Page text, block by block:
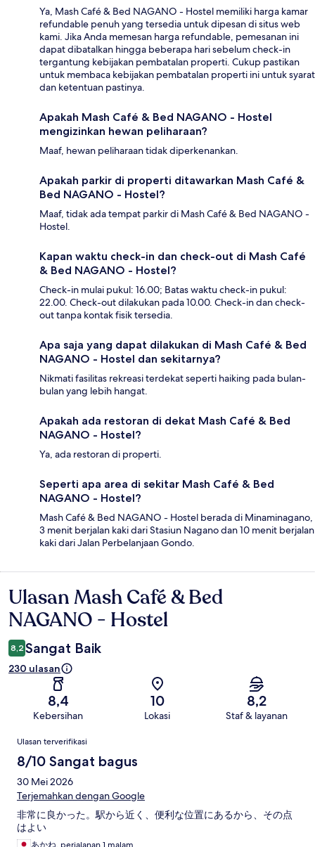
Ya, Mash Café & Bed NAGANO - Hostel memiliki harga kamar
refundable penuh yang tersedia untuk dipesan di situs web
kami. Jika Anda memesan harga refundable, pemesanan ini
dapat dibatalkan hingga beberapa hari sebelum check-in
tergantung kebijakan pembatalan properti. Cukup pastikan
untuk membaca kebijakan pembatalan properti ini untuk syarat
dan ketentuan pastinya.
Apakah Mash Café & Bed NAGANO - Hostel
mengizinkan hewan peliharaan?
Maaf, hewan peliharaan tidak diperkenankan.
Apakah parkir di properti ditawarkan Mash Café &
Bed NAGANO - Hostel?
Maaf, tidak ada tempat parkir di Mash Café & Bed NAGANO -
Hostel.
Kapan waktu check-in dan check-out di Mash Café
& Bed NAGANO - Hostel?
Check-in mulai pukul: 16.00; Batas waktu check-in pukul:
22.00. Check-out dilakukan pada 10.00. Check-in dan check-
out tanpa kontak fisik tersedia.
Apa saja yang dapat dilakukan di Mash Café & Bed
NAGANO - Hostel dan sekitarnya?
Nikmati fasilitas rekreasi terdekat seperti haiking pada bulan-
bulan yang lebih hangat.
Apakah ada restoran di dekat Mash Café & Bed
NAGANO - Hostel?
Ya, ada restoran di properti.
Seperti apa area di sekitar Mash Café & Bed
NAGANO - Hostel?
Mash Café & Bed NAGANO - Hostel berada di Minaminagano,
3 menit berjalan kaki dari Stasiun Nagano dan 10 menit berjalan
kaki dari Jalan Perbelanjaan Gondo.
Ulasan
Ulasan Mash Café & Bed
NAGANO - Hostel
8,2 Sangat Baik
230 ulasan
8,4
Kebersihan
10
Lokasi
8,2
Staf & layanan
Ulasan
Ulasan terverifikasi
8/10 Sangat bagus
30 Mei 2026
Terjemahkan dengan Google
非常に良かった。駅から近く、便利な位置にあるから、その点
はよい